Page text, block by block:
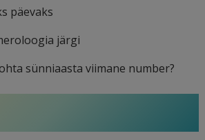
päevaks
järgi
sünniaasta viimane number?